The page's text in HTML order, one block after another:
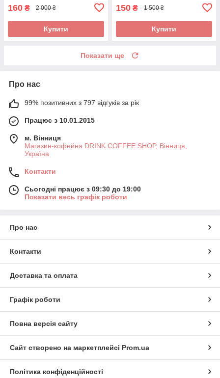
160 ₴ 2 000 ₴
Купити
150 ₴ 1 500 ₴
Купити
Показати ще
Про нас
99% позитивних з 797 відгуків за рік
Працює з 10.01.2015
м. Вінниця
Магазин-кофейня DRINK COFFEE SHOP, Вінниця,
Україна
Контакти
Сьогодні працює з 09:30 до 19:00
Показати весь графік роботи
Про нас
Контакти
Доставка та оплата
Графік роботи
Повна версія сайту
Сайт створено на маркетплейсі Prom.ua
Політика конфіденційності